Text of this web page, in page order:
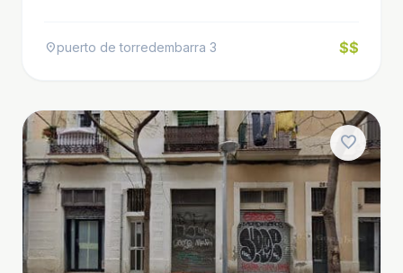
location_onpuerto de torredembarra 3 $$
favorite